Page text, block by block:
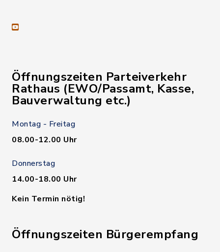
youtube
Öffnungszeiten Parteiverkehr
Rathaus (EWO/Passamt, Kasse,
Bauverwaltung etc.)
Montag - Freitag
08.00-12.00 Uhr
Donnerstag
14.00-18.00 Uhr
Kein Termin nötig!
Öffnungszeiten Bürgerempfang